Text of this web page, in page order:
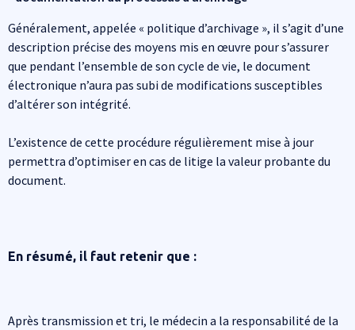
Généralement, appelée « politique d’archivage », il s’agit d’une
description précise des moyens mis en œuvre pour s’assurer
que pendant l’ensemble de son cycle de vie, le document
électronique n’aura pas subi de modifications susceptibles
d’altérer son intégrité.
L’existence de cette procédure régulièrement mise à jour
permettra d’optimiser en cas de litige la valeur probante du
document.
En résumé, il faut retenir que :
Après transmission et tri, le médecin a la responsabilité de la